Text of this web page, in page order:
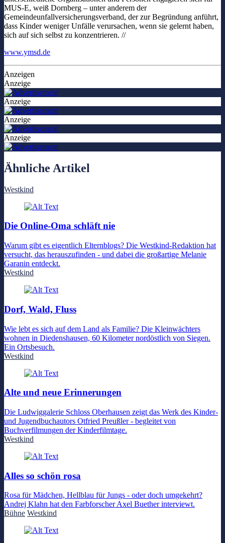
MUS-E, weiß Dornberg – unter anderem der
Gemeindeunfallversicherungsverband, der zur Begründung anführt,
dass Kinder weniger Unfälle verursachen, wenn sie gelernt haben,
sich auf sich selbst zu konzentrieren. //
www.ymsd.de
Anzeigen
Anzeige
Anzeige
Anzeige
Anzeige
Ähnliche Artikel
Westkind
Die Online-Oma schläft nie
Warum gibt es eigentlich Elternblogs? Die Westkind-Redaktion hat
versucht, das herauszufinden - und dabei die großartige Melanie
Garanin entdeckt.
Westkind
Dorf, Wald, Fluss
Wie lebt es sich auf dem Land als Familie? Die Kleinwächters
wohnen in Diedenshausen, 60 Kilometer nordöstlich von Siegen.
Ein Ortsbesuch.
Westkind
Alte und neue Erinnerungen
Die Ludwiggalerie Schloss Oberhausen zeigt das Werk des Kinder-
und Jugendbuchautors Otfried Preußler - begleitet von
Buchverfilmungen der Kinderfilmtage.
Westkind
Alles so schön rosa
Rosa für Mädchen, Hellblau für Jungs - oder doch umgekehrt?
Andrej Klahn hat den Farbforscher Axel Buether interviewt.
Bühne Westkind